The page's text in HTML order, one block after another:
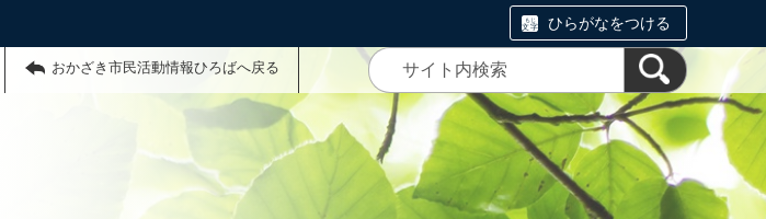
ひらがなをつける
おかざき市民活動情報ひろばへ戻る